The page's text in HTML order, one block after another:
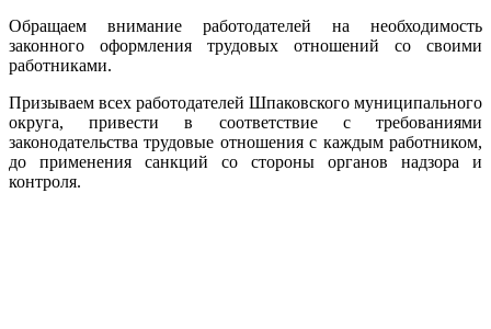
Обращаем внимание работодателей на необходимость
законного оформления трудовых отношений со своими
работниками.
Призываем всех работодателей Шпаковского муниципального
округа, привести в соответствие с требованиями
законодательства трудовые отношения с каждым работником,
до применения санкций со стороны органов надзора и
контроля.